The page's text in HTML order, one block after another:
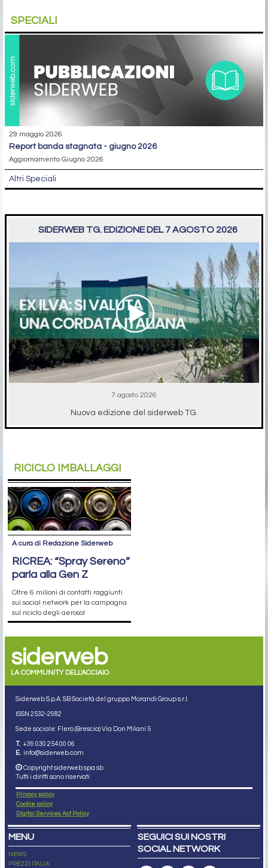
SPECIALI
29 maggio 2026
report banda stagnata - giugno 2026
Aggiornamento Giugno 2026
Altri Speciali
SIDERWEB TG. EDIZIONE DEL 7 AGOSTO 2026
7 agosto 2026
Nuova edizione del siderweb TG.
RICICLO IMBALLAGGI
A cura di Redazione Siderweb
RICREA: “Spray Sereno”
parla alla Gen Z
Oltre 6 milioni di contatti raggiunti
sui social network per la campagna
sul riciclo degli aerosol
siderweb
LA COMMUNITY DELL'ACCIAIO
Siderweb S.p.A. SB Società del gruppo Morandi Group s.r.l.
ISSN 2532-2982
Sede sociale: Flero (Brescia) Via Don Milani 5
T. +39 030 254 00 06
E. info@siderweb.com
Copyright siderweb spa sb
Tutti i diritti sono riservati
Privacy policy
Cookie policy
Digital Services Act Policy
MENU
NEWS
PREZZI ITALIA
SEGUICI SUI NOSTRI
SOCIAL NETWORK